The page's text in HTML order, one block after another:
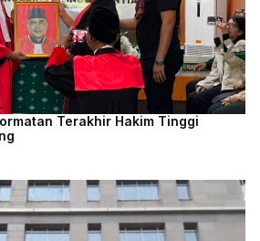
Terakhir Hakim Tinggi